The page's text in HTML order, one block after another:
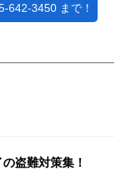
642-3450 まで！
盗難対策集！